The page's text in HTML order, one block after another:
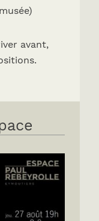
avant,